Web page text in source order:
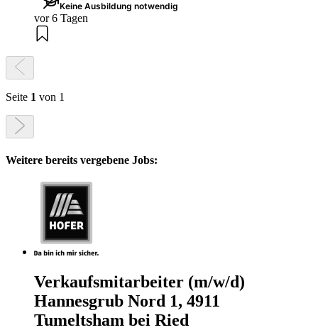
Keine Ausbildung notwendig
vor 6 Tagen
Seite 1 von 1
Weitere bereits vergebene Jobs:
Verkaufsmitarbeiter (m/w/d)
Hannesgrub Nord 1, 4911
Tumeltsham bei Ried